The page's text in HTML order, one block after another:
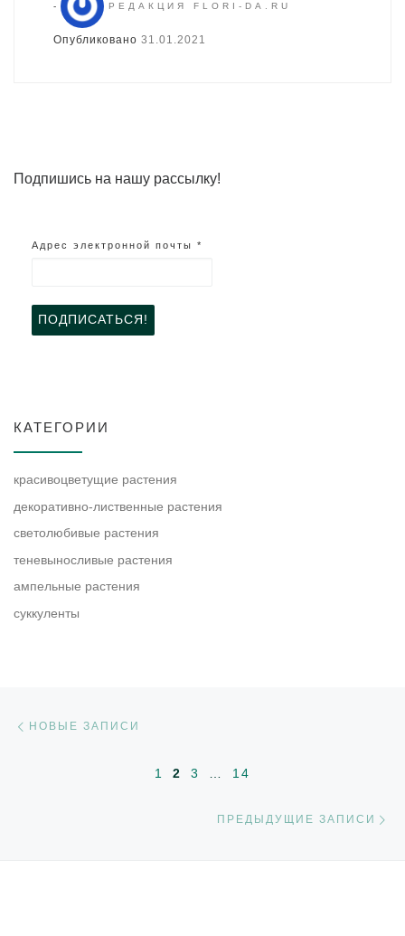
- РЕДАКЦИЯ FLORI-DA.RU
Опубликовано31.01.2021
Подпишись на нашу рассылку!
Адрес электронной почты *
КАТЕГОРИИ
красивоцветущие растения
декоративно-лиственные растения
светолюбивые растения
теневыносливые растения
ампельные растения
суккуленты
НОВЫЕ ЗАПИСИ
1 2 3 14
ПРЕДЫДУЩИЕ ЗАПИСИ